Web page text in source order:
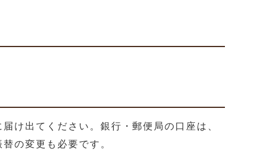
け出てください。銀行・郵便局の口座は、
の変更も必要です。